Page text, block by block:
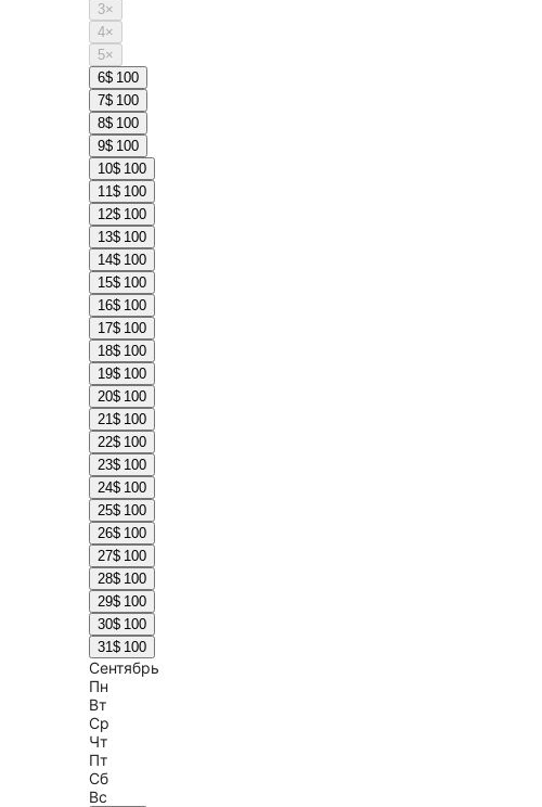
3×
4×
5×
6$ 100
7$ 100
8$ 100
9$ 100
10$ 100
11$ 100
12$ 100
13$ 100
14$ 100
15$ 100
16$ 100
17$ 100
18$ 100
19$ 100
20$ 100
21$ 100
22$ 100
23$ 100
24$ 100
25$ 100
26$ 100
27$ 100
28$ 100
29$ 100
30$ 100
31$ 100
Сентябрь
Пн
Вт
Ср
Чт
Пт
Сб
Вс